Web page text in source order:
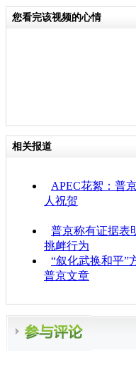
您看完该视频的心情
相关报道
APEC花絮：普
人祝贺
普京称有证据表
挑衅行为
“叙化武换和平”
普京文章